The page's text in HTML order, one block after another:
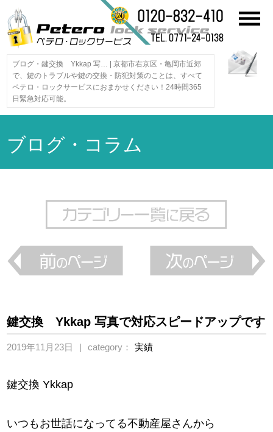
ブログ・鍵交換 Ykkap 写… | 京都市右京区・亀岡市近郊
で、鍵のトラブルや鍵の交換・防犯対策のことは、すべて
ペテロ・ロックサービスにおまかせください！24時間365
日緊急対応可能。
ブログ・コラム
鍵交換 Ykkap 写真で対応スピードアップです
2019年11月23日 category： 実績
鍵交換 Ykkap
いつもお世話になってる不動産屋さんから